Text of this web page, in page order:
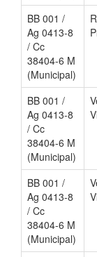
BB 001 /
Ag 0413-8
/ Cc
38404-6 M
(Municipal)
BB 001 /
Ag 0413-8
/ Cc
38404-6 M
(Municipal)
BB 001 /
Ag 0413-8
/ Cc
38404-6 M
(Municipal)